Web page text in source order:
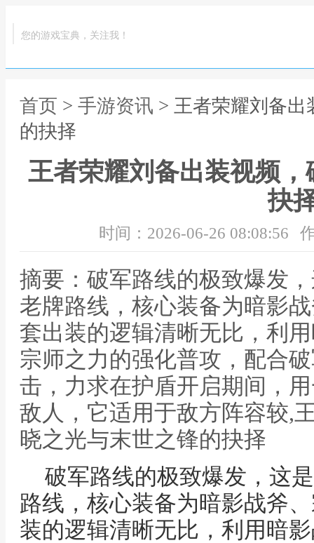
您的游戏宝典，关注我！
首页 > 手游资讯 > 王者荣耀刘备
的抉择
王者荣耀刘备出装视频
抉
时间：2026-06-26 08:08:56
摘要：破军路线的极致爆发
老牌路线，核心装备为暗影
套出装的逻辑清晰无比，利
宗师之力的强化普攻，配合
击，力求在护盾开启期间，
敌人，它适用于敌方阵容较,
晓之光与末世之锋的抉择
破军路线的极致爆发，这
路线，核心装备为暗影战斧
装的逻辑清晰无比，利用暗